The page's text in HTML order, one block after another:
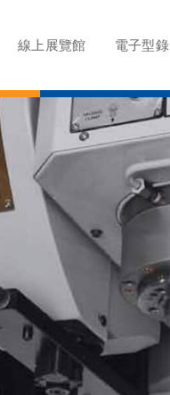
線上展覽館 電子型錄